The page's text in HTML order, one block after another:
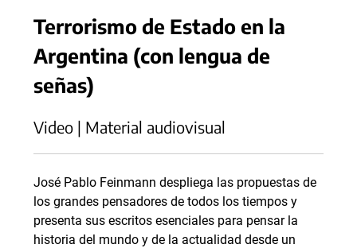
Terrorismo de Estado en la
Argentina (con lengua de
señas)
Video | Material audiovisual
José Pablo Feinmann despliega las propuestas de
los grandes pensadores de todos los tiempos y
presenta sus escritos esenciales para pensar la
historia del mundo y de la actualidad desde un